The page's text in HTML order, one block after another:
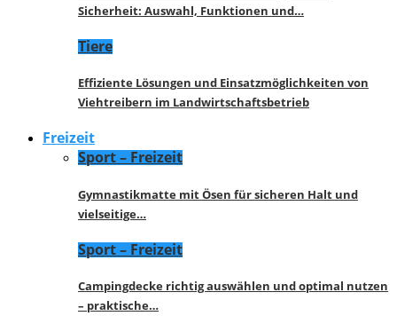
Sicherheit: Auswahl, Funktionen und…
Tiere
Effiziente Lösungen und Einsatzmöglichkeiten von
Viehtreibern im Landwirtschaftsbetrieb
Freizeit
Sport – Freizeit
Gymnastikmatte mit Ösen für sicheren Halt und
vielseitige…
Sport – Freizeit
Campingdecke richtig auswählen und optimal nutzen
– praktische…